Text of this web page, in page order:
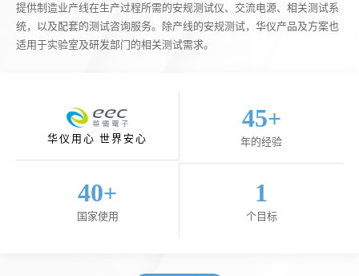
提供制造业产线在生产过程所需的安规测试仪、交流电源、相关测试系
统，以及配套的测试咨询服务。除产线的安规测试，华仪产品及方案也
适用于实验室及研发部门的相关测试需求。
华仪用心 世界安心
45+
年的经验
40+
国家使用
1
个目标